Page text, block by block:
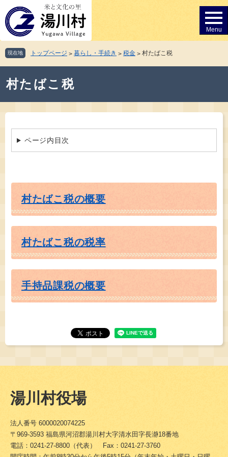
ー
ジ
先
頭
す。
ニ
ュ
を
飛
し
本
文
現在地 トップページ > 暮らし・手続き > 税金 > 村たばこ税
文村たばこ税
ページ内目次
村たばこ税の概要
村たばこ税の税率
手持品課税の概要
湯川村役場
法人番号 6000020074225
〒969-3593 福島県河沼郡湯川村大字清水田字長瀞18番地
電話：0241-27-8800（代表） Fax：0241-27-3760